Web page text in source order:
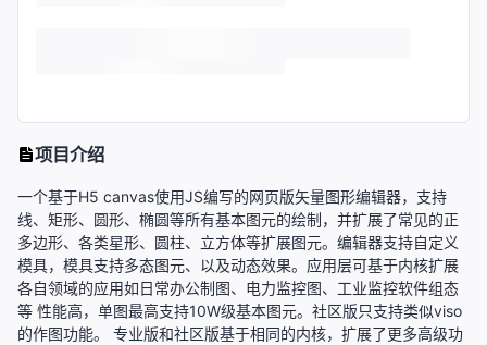
项目介绍
一个基于H5 canvas使用JS编写的网页版矢量图形编辑器，支持
线、矩形、圆形、椭圆等所有基本图元的绘制，并扩展了常见的正
多边形、各类星形、圆柱、立方体等扩展图元。编辑器支持自定义
模具，模具支持多态图元、以及动态效果。应用层可基于内核扩展
各自领域的应用如日常办公制图、电力监控图、工业监控软件组态
等 性能高，单图最高支持10W级基本图元。社区版只支持类似viso
的作图功能。 专业版和社区版基于相同的内核，扩展了更多高级功